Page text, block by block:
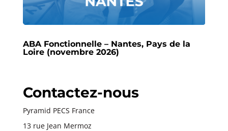
ABA Fonctionnelle – Nantes, Pays de la
Loire (novembre 2026)
Contactez-nous
Pyramid PECS France
13 rue Jean Mermoz